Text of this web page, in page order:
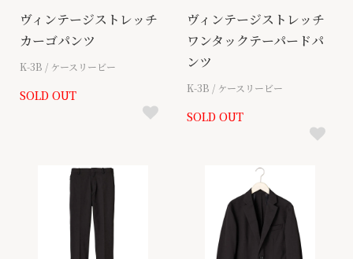
ヴィンテージストレッチ
カーゴパンツ
K-3B / ケースリービー
SOLD OUT
ヴィンテージストレッチ
ワンタックテーパードパ
ンツ
K-3B / ケースリービー
SOLD OUT